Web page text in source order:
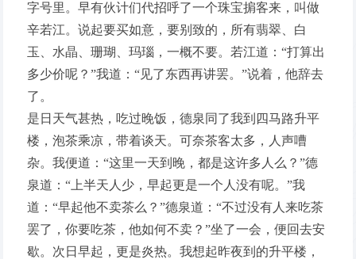
字号里。早有伙计们代招呼了一个珠宝掮客来，叫做
辛若江。说起要买如意，要别致的，所有翡翠、白
玉、水晶、珊瑚、玛瑙，一概不要。若江道：“打算出
多少价呢？”我道：“见了东西再讲罢。”说着，他辞去
了。
是日天气甚热，吃过晚饭，德泉同了我到四马路升平
楼，泡茶乘凉，带着谈天。可奈茶客太多，人声嘈
杂。我便道：“这里一天到晚，都是这许多人么？”德
泉道：“上半天人少，早起更是一个人没有呢。”我
道：“早起他不卖茶么？”德泉道：“不过没有人来吃茶
罢了，你要吃茶，他如何不卖？”坐了一会，便回去安
歇。次日早起，更是炎热。我想起昨夜到的升平楼，